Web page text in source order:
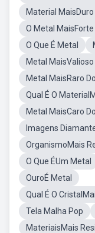
Material
O Metal
O Que É Metal
Metal
Metal MaisRaro
Qual É O
Metal MaisCaro
Imagens
OrganismoMais
O Que ÉUm Metal
OuroÉ Metal
Qual É O
Tela Malha Pop
MateriaisMais